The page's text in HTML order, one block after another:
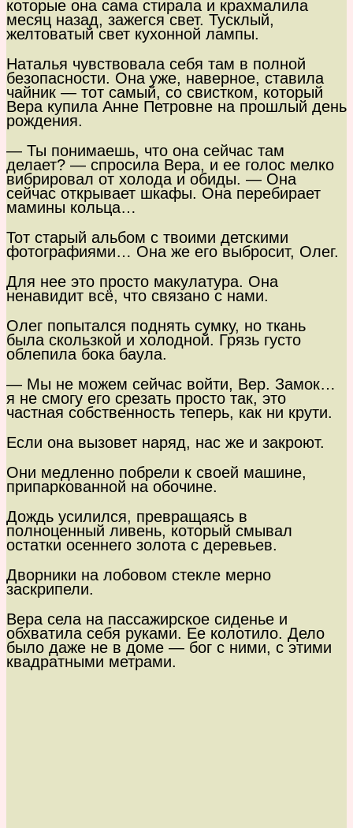
которые она сама стирала и крахмалила
месяц назад, зажегся свет. Тусклый,
желтоватый свет кухонной лампы.
Наталья чувствовала себя там в полной
безопасности. Она уже, наверное, ставила
чайник — тот самый, со свистком, который
Вера купила Анне Петровне на прошлый день
рождения.
— Ты понимаешь, что она сейчас там
делает? — спросила Вера, и ее голос мелко
вибрировал от холода и обиды. — Она
сейчас открывает шкафы. Она перебирает
мамины кольца…
Тот старый альбом с твоими детскими
фотографиями… Она же его выбросит, Олег.
Для нее это просто макулатура. Она
ненавидит всё, что связано с нами.
Олег попытался поднять сумку, но ткань
была скользкой и холодной. Грязь густо
облепила бока баула.
— Мы не можем сейчас войти, Вер. Замок…
я не смогу его срезать просто так, это
частная собственность теперь, как ни крути.
Если она вызовет наряд, нас же и закроют.
Они медленно побрели к своей машине,
припаркованной на обочине.
Дождь усилился, превращаясь в
полноценный ливень, который смывал
остатки осеннего золота с деревьев.
Дворники на лобовом стекле мерно
заскрипели.
Вера села на пассажирское сиденье и
обхватила себя руками. Ее колотило. Дело
было даже не в доме — бог с ними, с этими
квадратными метрами.